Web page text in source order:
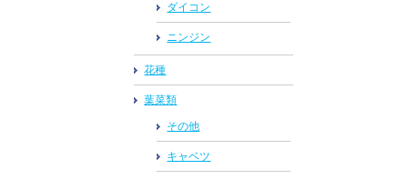
ダイコン
ニンジン
花種
葉菜類
その他
キャベツ